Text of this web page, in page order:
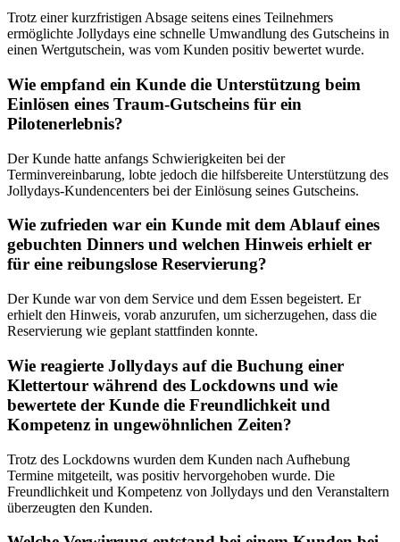
Trotz einer kurzfristigen Absage seitens eines Teilnehmers
ermöglichte Jollydays eine schnelle Umwandlung des Gutscheins in
einen Wertgutschein, was vom Kunden positiv bewertet wurde.
Wie empfand ein Kunde die Unterstützung beim
Einlösen eines Traum-Gutscheins für ein
Pilotenerlebnis?
Der Kunde hatte anfangs Schwierigkeiten bei der
Terminvereinbarung, lobte jedoch die hilfsbereite Unterstützung des
Jollydays-Kundencenters bei der Einlösung seines Gutscheins.
Wie zufrieden war ein Kunde mit dem Ablauf eines
gebuchten Dinners und welchen Hinweis erhielt er
für eine reibungslose Reservierung?
Der Kunde war von dem Service und dem Essen begeistert. Er
erhielt den Hinweis, vorab anzurufen, um sicherzugehen, dass die
Reservierung wie geplant stattfinden konnte.
Wie reagierte Jollydays auf die Buchung einer
Klettertour während des Lockdowns und wie
bewertete der Kunde die Freundlichkeit und
Kompetenz in ungewöhnlichen Zeiten?
Trotz des Lockdowns wurden dem Kunden nach Aufhebung
Termine mitgeteilt, was positiv hervorgehoben wurde. Die
Freundlichkeit und Kompetenz von Jollydays und den Veranstaltern
überzeugten den Kunden.